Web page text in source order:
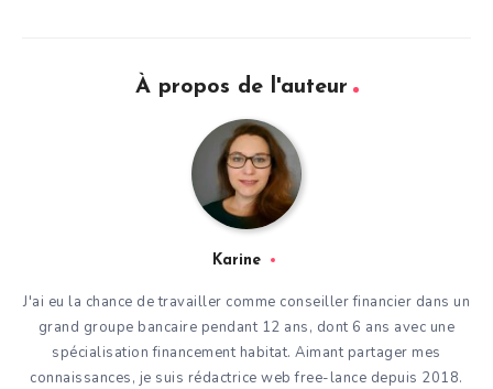
À propos de l'auteur
Karine
J'ai eu la chance de travailler comme conseiller financier dans un
grand groupe bancaire pendant 12 ans, dont 6 ans avec une
spécialisation financement habitat. Aimant partager mes
connaissances, je suis rédactrice web free-lance depuis 2018.